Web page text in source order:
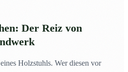
Der Reiz von
Holzstuhls. Wer diesen vor